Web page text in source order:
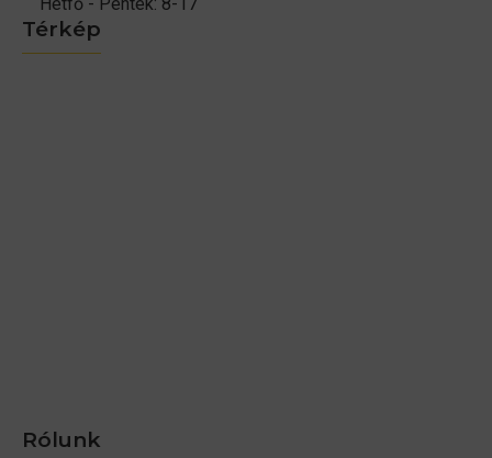
Térkép
Rólunk